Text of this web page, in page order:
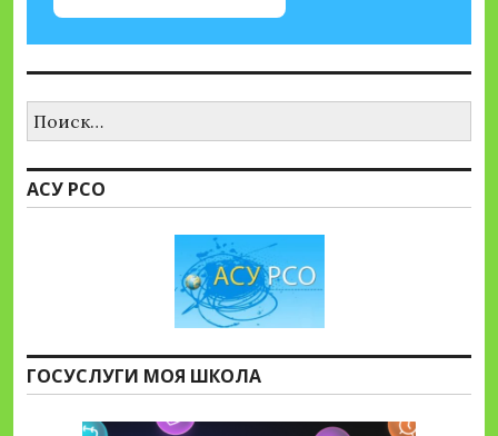
АСУ РСО
ГОСУСЛУГИ МОЯ ШКОЛА